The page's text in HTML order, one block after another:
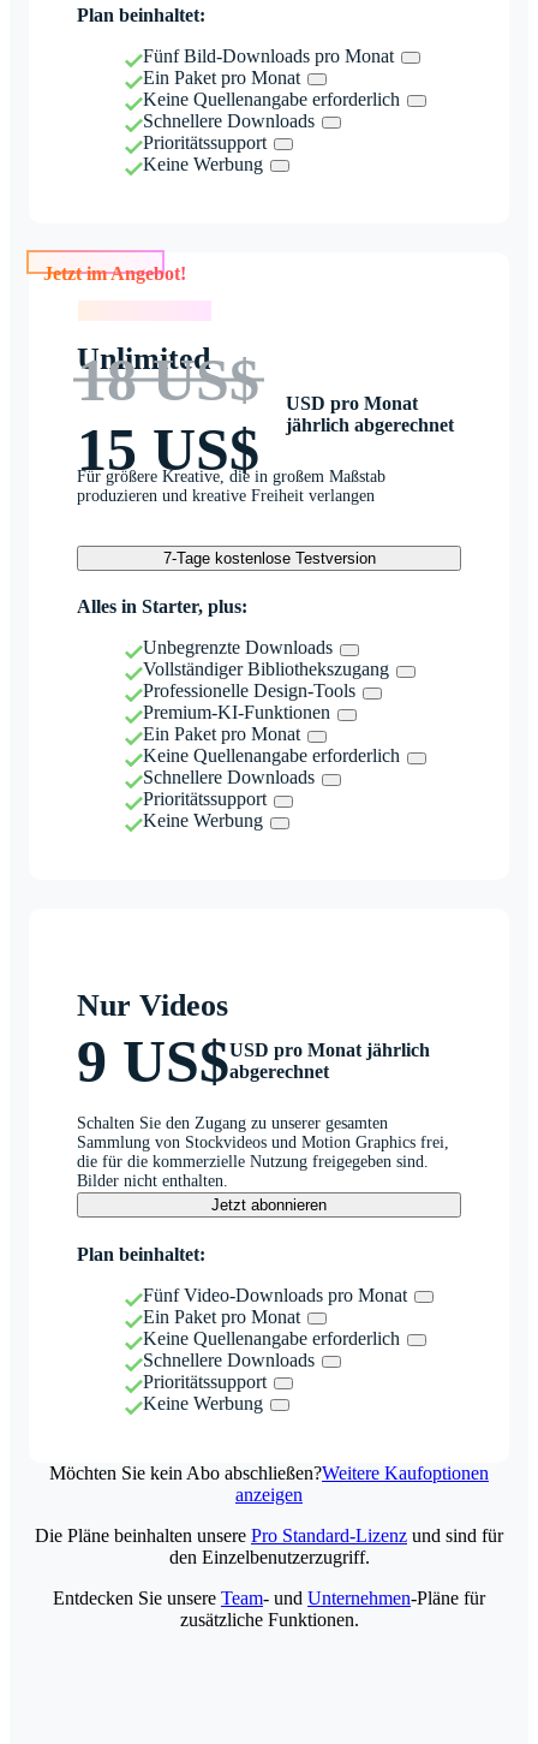
Plan beinhaltet:
Fünf Bild-Downloads pro Monat
Ein Paket pro Monat
Keine Quellenangabe erforderlich
Schnellere Downloads
Prioritätssupport
Keine Werbung
Jetzt im Angebot!
Unlimited
18 US$
15 US$
USD pro Monat
jährlich abgerechnet
Für größere Kreative, die in großem Maßstab
produzieren und kreative Freiheit verlangen
7-Tage kostenlose Testversion
Alles in Starter, plus:
Unbegrenzte Downloads
Vollständiger Bibliothekszugang
Professionelle Design-Tools
Premium-KI-Funktionen
Ein Paket pro Monat
Keine Quellenangabe erforderlich
Schnellere Downloads
Prioritätssupport
Keine Werbung
Nur Videos
9 US$USD pro Monat jährlich
abgerechnet
Schalten Sie den Zugang zu unserer gesamten
Sammlung von Stockvideos und Motion Graphics frei,
die für die kommerzielle Nutzung freigegeben sind.
Bilder nicht enthalten.
Jetzt abonnieren
Plan beinhaltet:
Fünf Video-Downloads pro Monat
Ein Paket pro Monat
Keine Quellenangabe erforderlich
Schnellere Downloads
Prioritätssupport
Keine Werbung
Möchten Sie kein Abo abschließen?Weitere Kaufoptionen
anzeigen
Die Pläne beinhalten unsere Pro Standard-Lizenz und sind für
den Einzelbenutzerzugriff.
Entdecken Sie unsere Team- und Unternehmen-Pläne für
zusätzliche Funktionen.